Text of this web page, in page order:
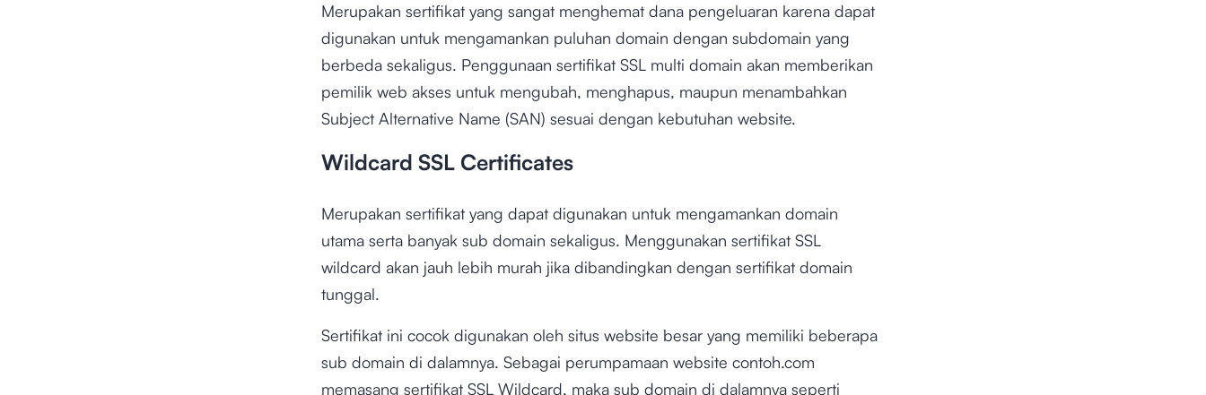
Merupakan sertifikat yang sangat menghemat dana pengeluaran karena dapat
digunakan untuk mengamankan puluhan domain dengan subdomain yang
berbeda sekaligus. Penggunaan sertifikat SSL multi domain akan memberikan
pemilik web akses untuk mengubah, menghapus, maupun menambahkan
Subject Alternative Name (SAN) sesuai dengan kebutuhan website.
Wildcard SSL Certificates
Merupakan sertifikat yang dapat digunakan untuk mengamankan domain
utama serta banyak sub domain sekaligus. Menggunakan sertifikat SSL
wildcard akan jauh lebih murah jika dibandingkan dengan sertifikat domain
tunggal.
Sertifikat ini cocok digunakan oleh situs website besar yang memiliki beberapa
sub domain di dalamnya. Sebagai perumpamaan website contoh.com
memasang sertifikat SSL Wildcard, maka sub domain di dalamnya seperti